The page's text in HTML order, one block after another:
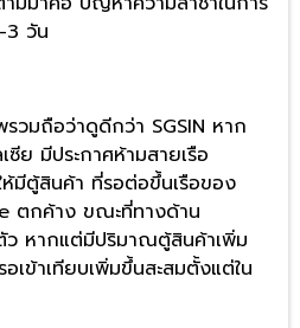
วัน
รวมถือว่าดูดีกว่า SGSIN หาก
ซีย มีประกาศห้ามสายเรือ
ห้มีตู้สินค้า ที่รอต่อขึ้นเรือของ
ตกค้าง ขณะที่ทางด้าน
ว หากแต่มีปริมาณตู้สินค้าเพิ่ม
เข้าเทียบเพิ่มขึ้นสะสมตั้งแต่ใน